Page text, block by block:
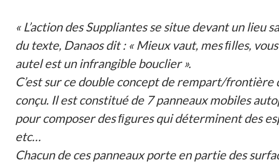
« L’action des Suppliantes se situe devant un
du texte, Danaos dit : « Mieux vaut, mes ﬁlles,
autel est un infrangible bouclier ».
C’est sur ce double concept de rempart/
conçu. Il est constitué de 7 panneaux mobiles
pour composer des ﬁgures qui déterminent des
etc…
Chacun de ces panneaux porte en partie des